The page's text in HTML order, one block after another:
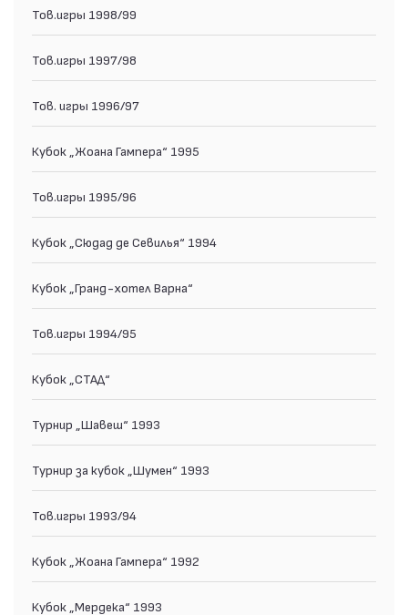
Тов.игры 1998/99
Тов.игры 1997/98
Тов. игры 1996/97
Кубок „Жоана Гампера“ 1995
Тов.игры 1995/96
Кубок „Сюдад де Севилья“ 1994
Кубок „Гранд-хотел Варна“
Тов.игры 1994/95
Кубок „СТАД“
Турнир „Шавеш“ 1993
Турнир за кубок „Шумен“ 1993
Тов.игры 1993/94
Кубок „Жоана Гампера“ 1992
Кубок „Мердека“ 1993